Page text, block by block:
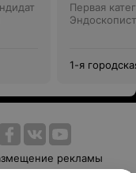
Первая
Эндоскопист
1-я
рекламы